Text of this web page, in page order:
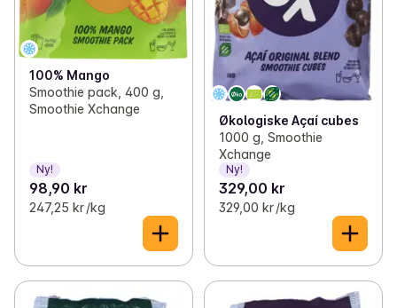
100% Mango
Smoothie pack, 400 g,
Smoothie Xchange
Ny!
98,90 kr
247,25 kr /kg
Økologiske Açaí cubes
1000 g, Smoothie
Xchange
Ny!
329,00 kr
329,00 kr /kg